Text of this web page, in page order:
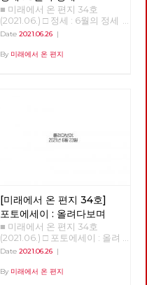
년 동안 1도가 변했다는 것은 생
태계에 대단한 충격이다. 10만
년 전부터 현생인류가 지구상에
살았다. 현생인류는 우리와 같은
유전자와 신체구조를 가지고 있
다. 수렵 채집 생활을 한 것은 머
상승해 지금과 같은 대륙 모양이
에서 태어난 현생 인류가 전세계
에 지금 같은 문명을 형성하며
살고 있다. 우리가 사는 지금을
신생대 제4기 가운데 충적세라
고 부르는 것은 이렇게 충적 평
야가 생겨난 까닭이다. 한데 지
후 급상승하고 있다. 또 이산화
■ 미래에서 온 편지 34호
(2021.06.) □ 정세 : 6월의 정세
정세 (2) - ‘국가의 귀환’이 가리
작과 함께 번지기 시작한 코로나
미국의 허리케인과도 같은 의외
의 변화를 일으키기도 했다. 아
어났으며, 완전하다고 할 수는
없지만 예방백신과 치료제들이
만들어졌다. 또한, 어떤 방역체
계가 잘 작동하는지 아닌 지를
판별할 수 있는 경험들도 쌓이기
시작했다. 그와 함께, 이 바이러
스의 창궐이 우리의 삶에 어떤
변화를 가져올까 하는 점에 대한
Date 2021.06.26|
By 미래에서 온 편지
[미래에서 온 편지 34호]
포토에세이 : 올려다보며
■ 미래에서 온 편지 34호
(2021.06.) □ 포토에세이 : 올려
다보며 <작성: 이용규>
Date 2021.06.26|
By 미래에서 온 편지